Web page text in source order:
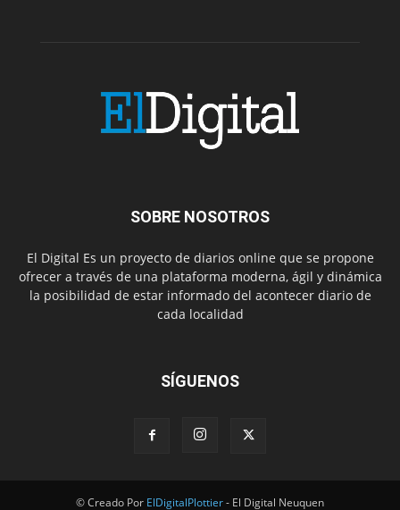
SOBRE NOSOTROS
El Digital Es un proyecto de diarios online que se propone
ofrecer a través de una plataforma moderna, ágil y dinámica
la posibilidad de estar informado del acontecer diario de
cada localidad
SÍGUENOS
© Creado Por ElDigitalPlottier- El Digital Neuquen